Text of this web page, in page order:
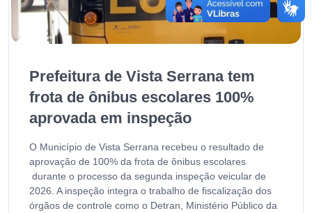
Prefeitura de Vista Serrana tem
frota de ônibus escolares 100%
aprovada em inspeção
O Município de Vista Serrana recebeu o resultado de
aprovação de 100% da frota de ônibus escolares
durante o processo da segunda inspeção veicular de
2026. A inspeção integra o trabalho de fiscalização dos
órgãos de controle como o Detran, Ministério Público da